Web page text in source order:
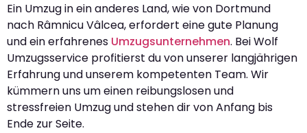
Ein Umzug in ein anderes Land, wie von Dortmund
nach Râmnicu Vâlcea, erfordert eine gute Planung
und ein erfahrenes Umzugsunternehmen. Bei Wolf
Umzugsservice profitierst du von unserer langjährigen
Erfahrung und unserem kompetenten Team. Wir
kümmern uns um einen reibungslosen und
stressfreien Umzug und stehen dir von Anfang bis
Ende zur Seite.